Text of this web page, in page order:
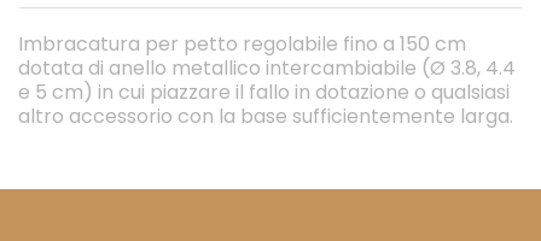
Imbracatura per petto regolabile fino a 150 cm
dotata di anello metallico intercambiabile (Ø 3.8, 4.4
e 5 cm) in cui piazzare il fallo in dotazione o qualsiasi
altro accessorio con la base sufficientemente larga.